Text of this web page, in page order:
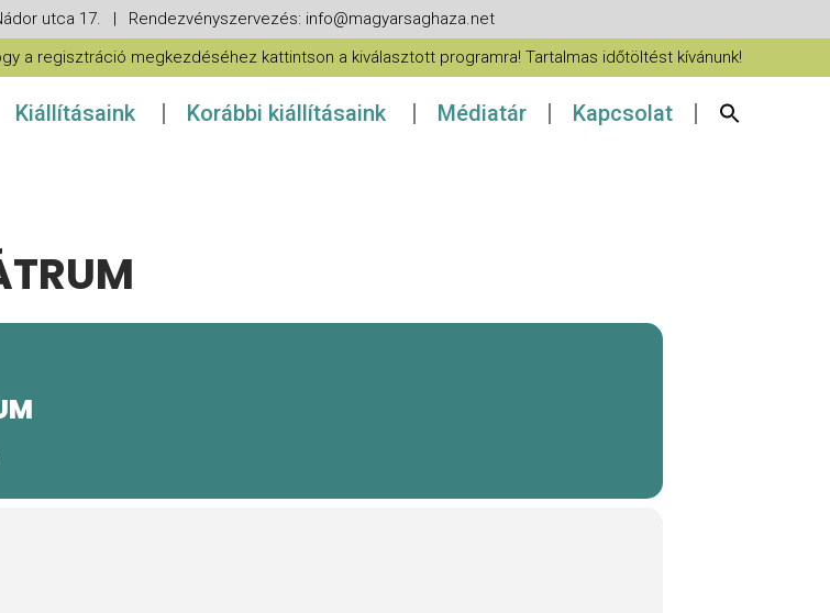
utca 17. | Rendezvényszervezés: info@magyarsaghaza.net
a regisztráció megkezdéséhez kattintson a kiválasztott programra! Tartalmas időtöltést kívánunk!
Kiállításaink Korábbi kiállításaink Médiatár Kapcsolat